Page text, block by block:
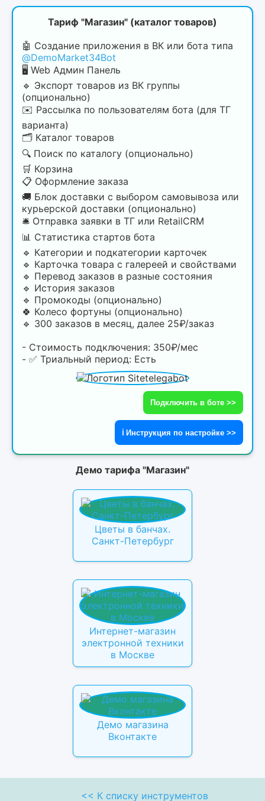
Тариф "Магазин" (каталог товаров)
🤖 Создание приложения в ВК или бота типа
@DemoMarket34Bot
🖥 Web Админ Панель
🔹 Экспорт товаров из ВК группы
(опционально)
✉️ Рассылка по пользователям бота (для ТГ
варианта)
🗂 Каталог товаров
🔍 Поиск по каталогу (опционально)
🛒 Корзина
📋 Оформление заказа
🚚 Блок доставки с выбором самовывоза или
курьерской доставки (опционально)
🛎 Отправка заявки в ТГ или RetailCRM
📊 Статистика стартов бота
🔹 Категории и подкатегории карточек
🔹 Карточка товара с галереей и свойствами
🔹 Перевод заказов в разные состояния
🔹 История заказов
🔹 Промокоды (опционально)
🍀 Колесо фортуны (опционально)
🔹 300 заказов в месяц, далее 25₽/заказ
- Стоимость подключения: 350₽/мес
- ✅ Триальный период: Есть
Подключить в боте >>
ℹ️ Инструкция по настройке >>
Демо тарифа "Магазин"
Цветы в банчах.
Санкт-Петербург
Интернет-магазин
электронной техники
в Москве
Демо магазина
Вконтакте
<< К списку инструментов